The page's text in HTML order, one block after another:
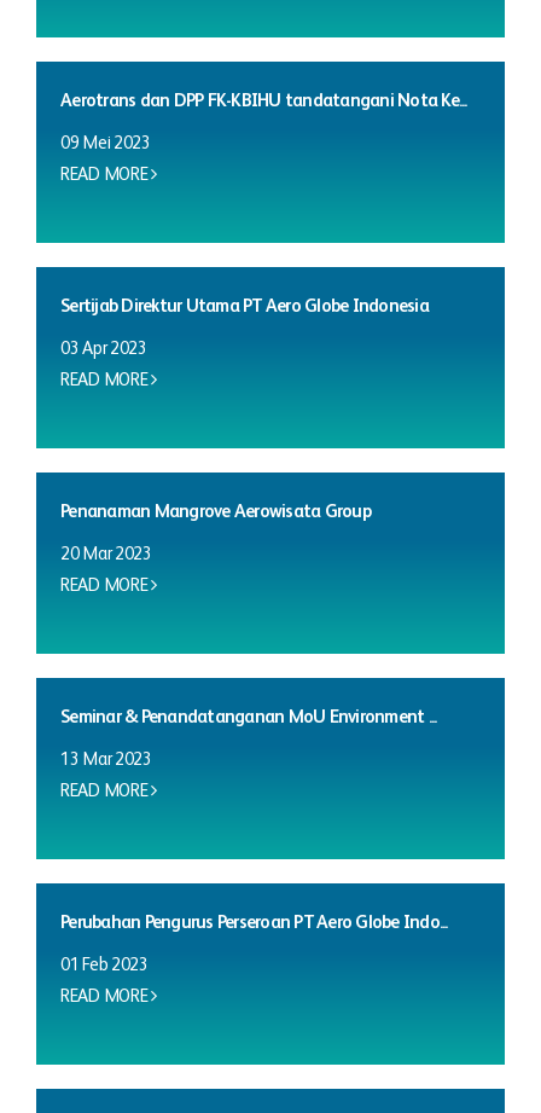
Aerotrans dan DPP FK-KBIHU tandatangani Nota Ke...
09 Mei 2023
READ MORE
Sertijab Direktur Utama PT Aero Globe Indonesia
03 Apr 2023
READ MORE
Penanaman Mangrove Aerowisata Group
20 Mar 2023
READ MORE
Seminar & Penandatanganan MoU Environment ...
13 Mar 2023
READ MORE
Perubahan Pengurus Perseroan PT Aero Globe Indo...
01 Feb 2023
READ MORE